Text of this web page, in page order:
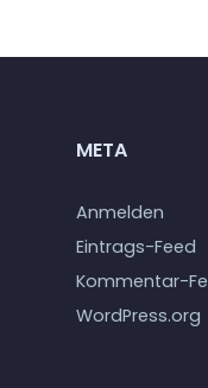
META
Anmelden
Eintrags-Feed
Kommentar-
WordPress.org